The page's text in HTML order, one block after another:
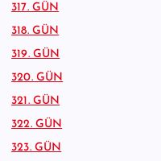
317. GÜN
318. GÜN
319. GÜN
320. GÜN
321. GÜN
322. GÜN
323. GÜN